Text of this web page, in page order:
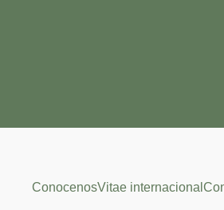
ConocenosVitae internacional